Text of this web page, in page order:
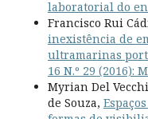
laboratorial do
Francisco Rui
inexistência de
ultramarinas
16 N.º 29 (2016):
Myrian Del
de Souza,